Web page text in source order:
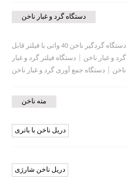
دستگاه گرد و غبار ناخن
دستگاه گردگیر ناخن 40 واتی با فیلتر قابل
و غبار ناخن |دستگاه فیلتر گرد و غبار
ناخن |دستگاه جمع آوری گرد و غبار ناخن
مته ناخن
دریل ناخن با باتری
دریل ناخن شارژی